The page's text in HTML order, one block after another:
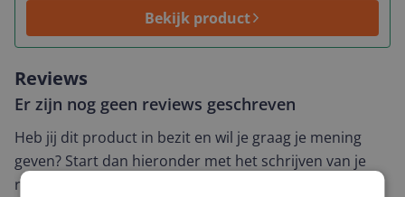
Bekijk product
Reviews
Er zijn nog geen reviews geschreven
Heb jij dit product in bezit en wil je graag je mening
geven? Start dan hieronder met het schrijven van je
review. Afhankelijk van de details duurt het schrijven